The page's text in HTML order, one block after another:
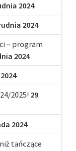
2024
2024
– program
2024
2025! 29
2024
tańczące